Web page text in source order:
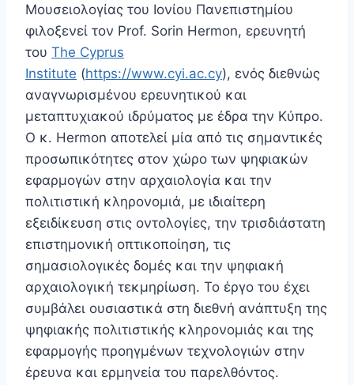
Μουσειολογίας του Ιονίου Πανεπιστημίου
φιλοξενεί τον Prof. Sorin Hermon, ερευνητή
του The Cyprus
Institute (https://www.cyi.ac.cy), ενός διεθνώς
αναγνωρισμένου ερευνητικού και
μεταπτυχιακού ιδρύματος με έδρα την Κύπρο.
Ο κ. Hermon αποτελεί μία από τις σημαντικές
προσωπικότητες στον χώρο των ψηφιακών
εφαρμογών στην αρχαιολογία και την
πολιτιστική κληρονομιά, με ιδιαίτερη
εξειδίκευση στις οντολογίες, την τρισδιάστατη
επιστημονική οπτικοποίηση, τις
σημασιολογικές δομές και την ψηφιακή
αρχαιολογική τεκμηρίωση. Το έργο του έχει
συμβάλει ουσιαστικά στη διεθνή ανάπτυξη της
ψηφιακής πολιτιστικής κληρονομιάς και της
εφαρμογής προηγμένων τεχνολογιών στην
έρευνα και ερμηνεία του παρελθόντος.